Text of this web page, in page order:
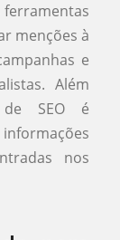
ferramentas
menções à
e
Além
SEO é
nos